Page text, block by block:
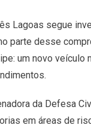
Lagoas segue
parte desse
um novo veículo
da Defesa
em áreas de